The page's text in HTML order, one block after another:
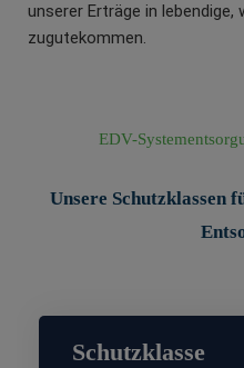
unserer Erträge in lebendige,
zugutekommen.
EDV-
Unsere Schutzklassen
Schutzklasse